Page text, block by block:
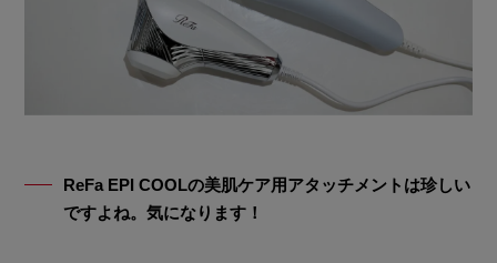
ReFa EPI COOLの美肌ケア用アタッチメントは珍しい
ですよね。気になります！